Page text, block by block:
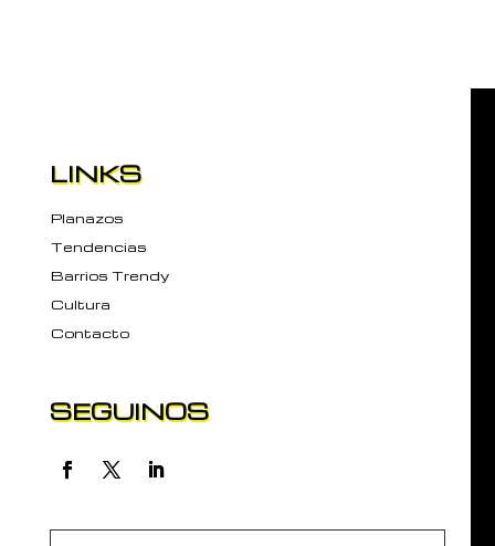
LINKS
Planazos
Tendencias
Barrios Trendy
Cultura
Contacto
SEGUINOS